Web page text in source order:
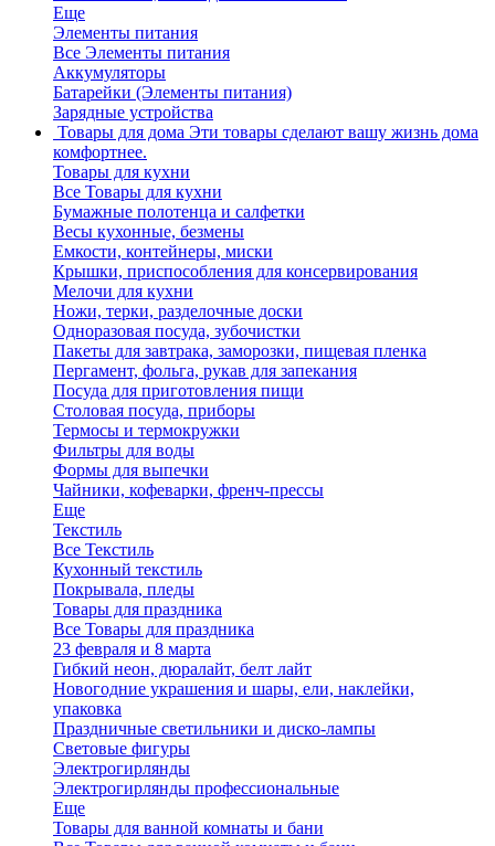
Еще
Элементы питания
Все Элементы питания
Аккумуляторы
Батарейки (Элементы питания)
Зарядные устройства
Товары для дома Эти товары сделают вашу жизнь дома
комфортнее.
Товары для кухни
Все Товары для кухни
Бумажные полотенца и салфетки
Весы кухонные, безмены
Емкости, контейнеры, миски
Крышки, приспособления для консервирования
Мелочи для кухни
Ножи, терки, разделочные доски
Одноразовая посуда, зубочистки
Пакеты для завтрака, заморозки, пищевая пленка
Пергамент, фольга, рукав для запекания
Посуда для приготовления пищи
Столовая посуда, приборы
Термосы и термокружки
Фильтры для воды
Формы для выпечки
Чайники, кофеварки, френч-прессы
Еще
Текстиль
Все Текстиль
Кухонный текстиль
Покрывала, пледы
Товары для праздника
Все Товары для праздника
23 февраля и 8 марта
Гибкий неон, дюралайт, белт лайт
Новогодние украшения и шары, ели, наклейки,
упаковка
Праздничные светильники и диско-лампы
Световые фигуры
Электрогирлянды
Электрогирлянды профессиональные
Еще
Товары для ванной комнаты и бани